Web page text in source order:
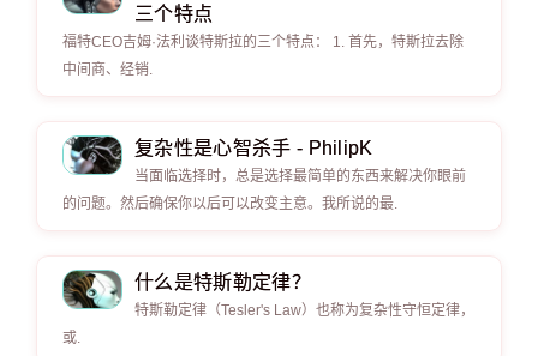
三个特点
福特CEO吉姆·法利谈特斯拉的三个特点： 1. 首先，特斯拉去除
中间商、经销.
复杂性是心智杀手 - PhilipK
当面临选择时，总是选择最简单的东西来解决你眼前
的问题。然后确保你以后可以改变主意。我所说的最.
什么是特斯勒定律？
特斯勒定律（Tesler's Law）也称为复杂性守恒定律，
或.